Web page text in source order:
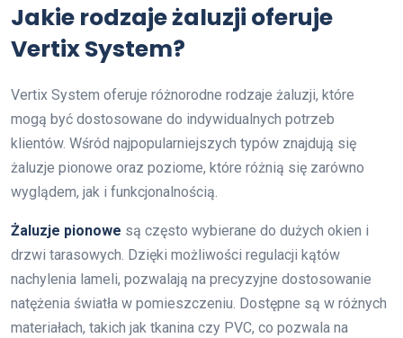
Jakie rodzaje żaluzji oferuje
Vertix System?
Vertix System oferuje różnorodne rodzaje żaluzji, które
mogą być dostosowane do indywidualnych potrzeb
klientów. Wśród najpopularniejszych typów znajdują się
żaluzje pionowe oraz poziome, które różnią się zarówno
wyglądem, jak i funkcjonalnością.
Żaluzje pionowe są często wybierane do dużych okien i
drzwi tarasowych. Dzięki możliwości regulacji kątów
nachylenia lameli, pozwalają na precyzyjne dostosowanie
natężenia światła w pomieszczeniu. Dostępne są w różnych
materiałach, takich jak tkanina czy PVC, co pozwala na